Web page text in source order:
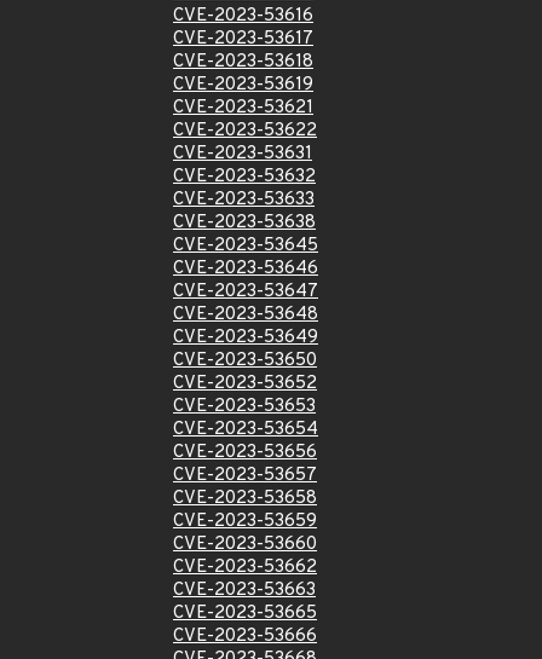
CVE-2023-53616
CVE-2023-53617
CVE-2023-53618
CVE-2023-53619
CVE-2023-53621
CVE-2023-53622
CVE-2023-53631
CVE-2023-53632
CVE-2023-53633
CVE-2023-53638
CVE-2023-53645
CVE-2023-53646
CVE-2023-53647
CVE-2023-53648
CVE-2023-53649
CVE-2023-53650
CVE-2023-53652
CVE-2023-53653
CVE-2023-53654
CVE-2023-53656
CVE-2023-53657
CVE-2023-53658
CVE-2023-53659
CVE-2023-53660
CVE-2023-53662
CVE-2023-53663
CVE-2023-53665
CVE-2023-53666